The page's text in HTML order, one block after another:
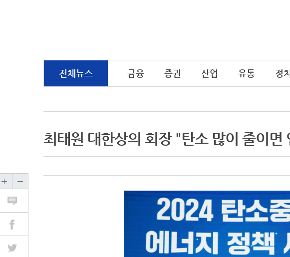
전체뉴스 금융 증권 산업 유통 정치
최태원 대한상의 회장 "탄소 많이 줄이면